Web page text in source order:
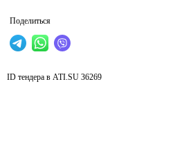
Поделиться
ID тендера в ATI.SU 36269